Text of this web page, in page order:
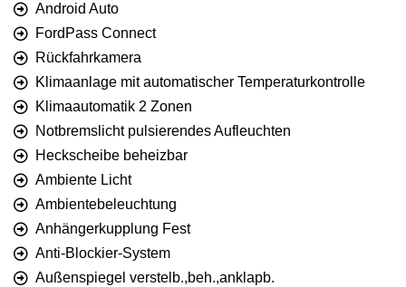
Android Auto
FordPass Connect
Rückfahrkamera
Klimaanlage mit automatischer Temperaturkontrolle
Klimaautomatik 2 Zonen
Notbremslicht pulsierendes Aufleuchten
Heckscheibe beheizbar
Ambiente Licht
Ambientebeleuchtung
Anhängerkupplung Fest
Anti-Blockier-System
Außenspiegel verstelb.,beh.,anklapb.